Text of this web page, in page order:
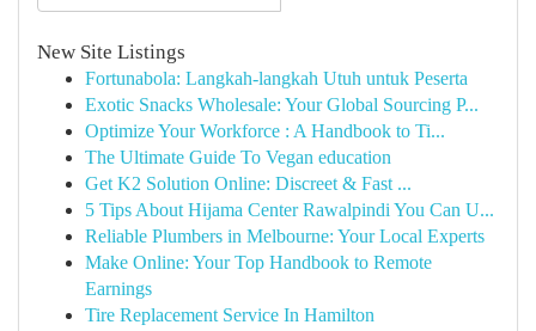
New Site Listings
Fortunabola: Langkah-langkah Utuh untuk Peserta
Exotic Snacks Wholesale: Your Global Sourcing P...
Optimize Your Workforce : A Handbook to Ti...
The Ultimate Guide To Vegan education
Get K2 Solution Online: Discreet & Fast ...
5 Tips About Hijama Center Rawalpindi You Can U...
Reliable Plumbers in Melbourne: Your Local Experts
Make Online: Your Top Handbook to Remote
Earnings
Tire Replacement Service In Hamilton